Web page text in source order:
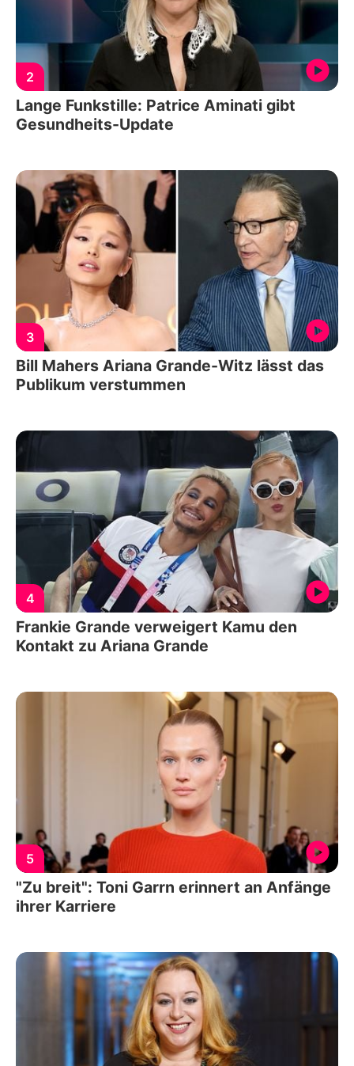
2
Lange Funkstille: Patrice Aminati gibt
Gesundheits-Update
3
Bill Mahers Ariana Grande-Witz lässt das
Publikum verstummen
4
Frankie Grande verweigert Kamu den
Kontakt zu Ariana Grande
5
"Zu breit": Toni Garrn erinnert an Anfänge
ihrer Karriere